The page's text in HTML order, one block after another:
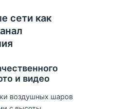
сети как
и видео
воздушных шаров